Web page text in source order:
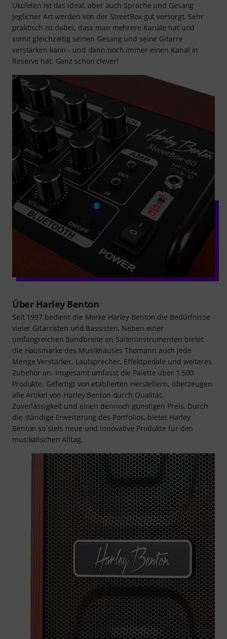
Ukulelen ist das ideal, aber auch Sprache und Gesang
jeglicher Art werden von der StreetBox gut versorgt. Sehr
praktisch ist dabei, dass man mehrere Kanäle hat und
somit gleichzeitig seinen Gesang und seine Gitarre
verstärken kann - und dann noch immer einen Kanal in
Reserve hat. Ganz schön clever!
Über Harley Benton
Seit 1997 bedient die Marke Harley Benton die Bedürfnisse
vieler Gitarristen und Bassisten. Neben einer
umfangreichen Bandbreite an Saiteninstrumenten bietet
die Hausmarke des Musikhauses Thomann auch jede
Menge Verstärker, Lautsprecher, Effektpedale und weiteres
Zubehör an. Insgesamt umfasst die Palette über 1.500
Produkte. Gefertigt von etablierten Herstellern, überzeugen
alle Artikel von Harley Benton durch Qualität,
Zuverlässigkeit und einen dennoch günstigen Preis. Durch
die ständige Erweiterung des Portfolios, bietet Harley
Benton so stets neue und innovative Produkte für den
musikalischen Alltag.